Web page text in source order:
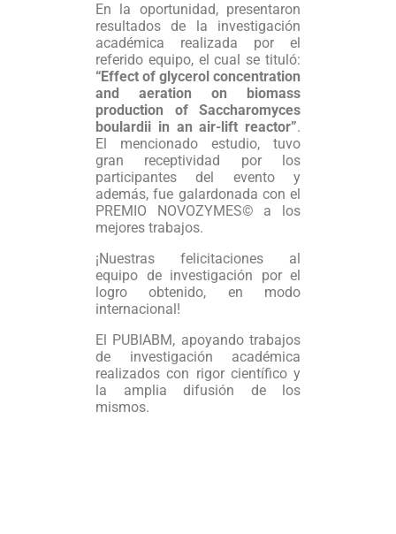
En la oportunidad, presentaron
resultados de la investigación
académica realizada por el
referido equipo, el cual se tituló:
“Effect of glycerol concentration
and aeration on biomass
production of Saccharomyces
boulardii in an air-lift reactor”.
El mencionado estudio, tuvo
gran receptividad por los
participantes del evento y
además, fue galardonada con el
PREMIO NOVOZYMES© a los
mejores trabajos.
¡Nuestras felicitaciones al
equipo de investigación por el
logro obtenido, en modo
internacional!
El PUBIABM, apoyando trabajos
de investigación académica
realizados con rigor científico y
la amplia difusión de los
mismos.